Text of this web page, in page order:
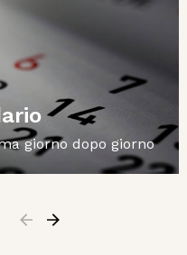
giorno dopo giorno